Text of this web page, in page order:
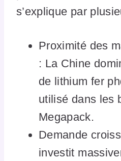
s’explique par
Proximité des
: La Chine
de lithium fer
utilisé dans les
Megapack.
Demande
investit